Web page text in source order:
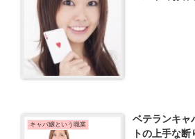
キャバ嬢という職業
ベテランキャ
トの上手な断